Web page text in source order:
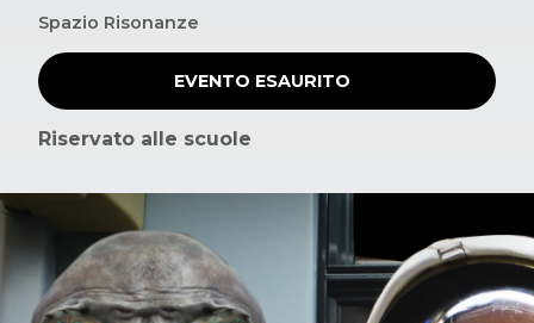
Spazio Risonanze
EVENTO ESAURITO
Riservato alle scuole